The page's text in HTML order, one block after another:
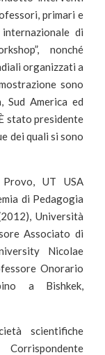
primari e
di
nonché
organizzati a
sono
America ed
stato presidente
dei quali si sono
UT USA
di Pedagogia
Università
Associato di
Nicolae
Onorario
a Bishkek,
scientifiche